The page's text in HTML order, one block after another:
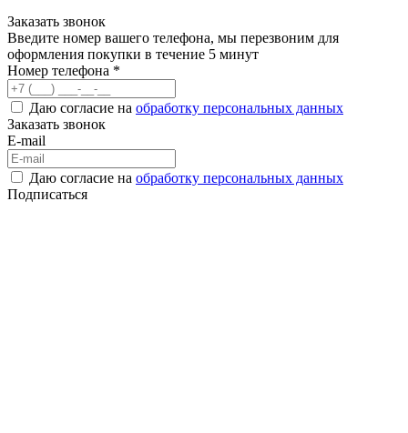
Заказать звонок
Введите номер вашего телефона, мы перезвоним для
оформления покупки в течение 5 минут
Номер телефона *
Даю согласие на обработку персональных данных
Заказать звонок
E-mail
Даю согласие на обработку персональных данных
Подписаться